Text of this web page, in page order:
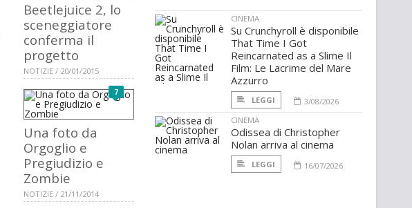
Beetlejuice 2, lo
sceneggiatore
conferma il
progetto
NOTIZIE / 20/01/2015
7
Una foto da
Orgoglio e
Pregiudizio e
Zombie
NOTIZIE / 21/11/2014
CINEMA
Su Crunchyroll è disponibile
That Time I Got
Reincarnated as a Slime Il
Film: Le Lacrime del Mare
Azzurro
LEGGI
3/08/2026
CINEMA
Odissea di Christopher
Nolan arriva al cinema
LEGGI 16/07/2026